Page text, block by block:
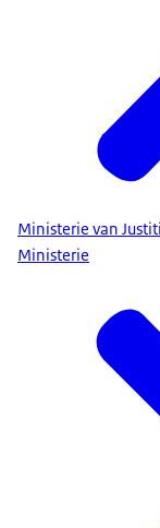
Ministerie van
Ministerie